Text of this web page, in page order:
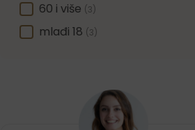
60 i više (3)
mlađi 18 (3)